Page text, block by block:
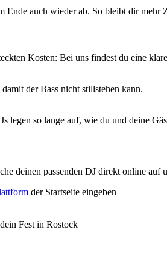
auch wieder ab. So bleibt dir mehr
Kosten: Bei uns findest du eine
der Bass nicht stillstehen kann.
so lange auf, wie du und deine
deinen passenden DJ direkt online auf
der Startseite eingeben
Fest in Rostock